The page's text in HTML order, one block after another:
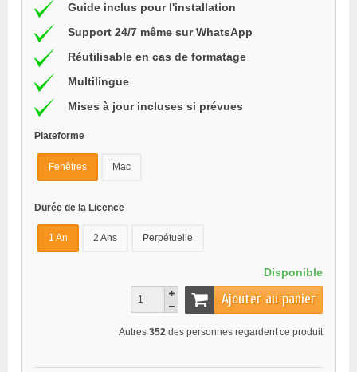
Guide inclus pour l'installation
Support 24/7 même sur WhatsApp
Réutilisable en cas de formatage
Multilingue
Mises à jour incluses si prévues
Plateforme
Fenêtres Mac
Durée de la Licence
1 An 2 Ans Perpétuelle
Disponible
Ajouter au panier
Autres 352 des personnes regardent ce produit